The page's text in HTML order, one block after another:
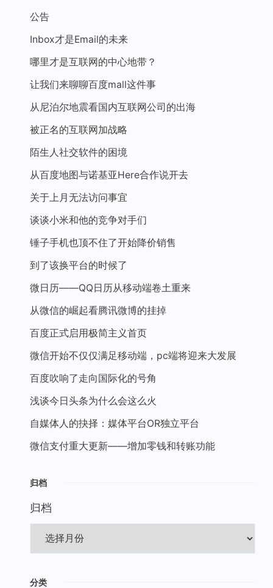
公告
Inbox才是Email的未来
哪里才是互联网的中心地带？
让我们来聊聊百度mall这件事
从尼泊尔地震看国内互联网公司的出海
被正名的互联网加战略
陌生人社交软件的困境
从百度地图与诺基亚Here合作说开去
关于上月无法访问事宜
谈谈小米和他的竞争对手们
锤子手机也顶不住了开始降价销售
到了该换平台的时候了
微日历——QQ日历从移动端卷土重来
从微信的崛起看腾讯微博的挂掉
百度正式启用极简主义首页
微信开始不仅仅满足移动端，pc端将迎来大发展
百度吹响了走向国际化的号角
浅谈今日头条为什么会这么火
自媒体人的抉择：媒体平台OR独立平台
微信支付重大更新——增加零钱和转账功能
归档
归档
分类